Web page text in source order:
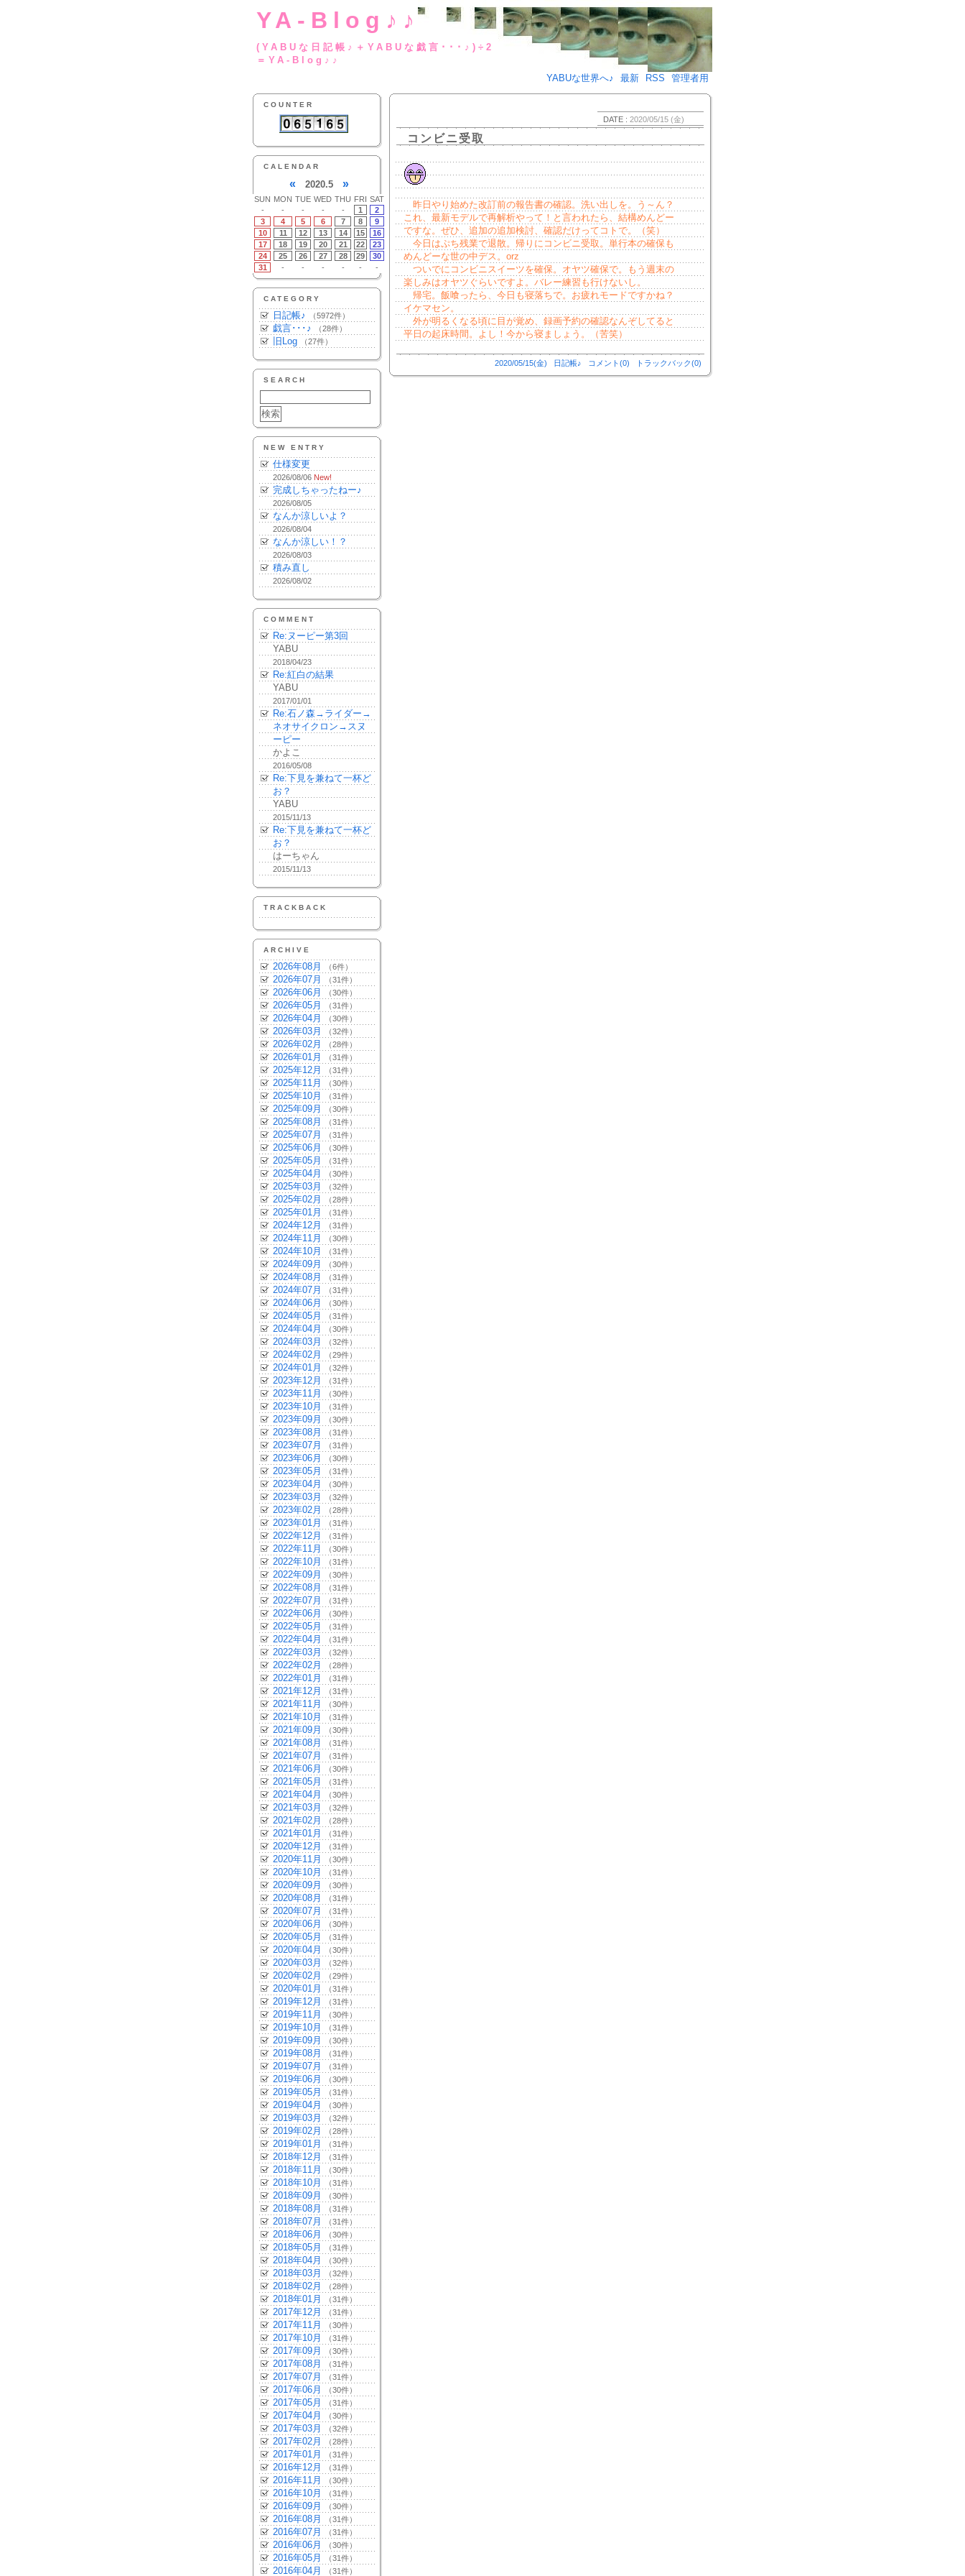
YA-Blog♪♪
(YABUな日記帳♪＋YABUな戯言･･･♪)÷2
＝YA-Blog♪♪
YABUな世界へ♪
最新 RSS 管理者用
COUNTER
CALENDAR
« 2020.5 »
SUN MON TUE WED THU FRI SAT
-
- - - - 1
2
3
4 5 6 7 8
9
10
11 12 13 14 15
16
17
18 19 20 21 22
23
24
25 26 27 28 29
30
31
- - - - - -
CATEGORY
日記帳♪ （5972件）
戯言･･･♪ （28件）
旧Log （27件）
SEARCH
NEW ENTRY
仕様変更
2026/08/06 New!
完成しちゃったねー♪
2026/08/05
なんか涼しいよ？
2026/08/04
なんか涼しい！？
2026/08/03
積み直し
2026/08/02
COMMENT
Re:ヌーピー第3回
YABU
2018/04/23
Re:紅白の結果
YABU
2017/01/01
Re:石ノ森→ライダー→
ネオサイクロン→スヌ
ーピー
かよこ
2016/05/08
Re:下見を兼ねて一杯ど
お？
YABU
2015/11/13
Re:下見を兼ねて一杯ど
お？
はーちゃん
2015/11/13
TRACKBACK
ARCHIVE
2026年08月 （6件）
2026年07月 （31件）
2026年06月 （30件）
2026年05月 （31件）
2026年04月 （30件）
2026年03月 （32件）
2026年02月 （28件）
2026年01月 （31件）
2025年12月 （31件）
2025年11月 （30件）
2025年10月 （31件）
2025年09月 （30件）
2025年08月 （31件）
2025年07月 （31件）
2025年06月 （30件）
2025年05月 （31件）
2025年04月 （30件）
2025年03月 （32件）
2025年02月 （28件）
2025年01月 （31件）
2024年12月 （31件）
2024年11月 （30件）
2024年10月 （31件）
2024年09月 （30件）
2024年08月 （31件）
2024年07月 （31件）
2024年06月 （30件）
2024年05月 （31件）
2024年04月 （30件）
2024年03月 （32件）
2024年02月 （29件）
2024年01月 （32件）
2023年12月 （31件）
2023年11月 （30件）
2023年10月 （31件）
2023年09月 （30件）
2023年08月 （31件）
2023年07月 （31件）
2023年06月 （30件）
2023年05月 （31件）
2023年04月 （30件）
2023年03月 （32件）
2023年02月 （28件）
2023年01月 （31件）
2022年12月 （31件）
2022年11月 （30件）
2022年10月 （31件）
2022年09月 （30件）
2022年08月 （31件）
2022年07月 （31件）
2022年06月 （30件）
2022年05月 （31件）
2022年04月 （31件）
2022年03月 （32件）
2022年02月 （28件）
2022年01月 （31件）
2021年12月 （31件）
2021年11月 （30件）
2021年10月 （31件）
2021年09月 （30件）
2021年08月 （31件）
2021年07月 （31件）
2021年06月 （30件）
2021年05月 （31件）
2021年04月 （30件）
2021年03月 （32件）
2021年02月 （28件）
2021年01月 （31件）
2020年12月 （31件）
2020年11月 （30件）
2020年10月 （31件）
2020年09月 （30件）
2020年08月 （31件）
2020年07月 （31件）
2020年06月 （30件）
2020年05月 （31件）
2020年04月 （30件）
2020年03月 （32件）
2020年02月 （29件）
2020年01月 （31件）
2019年12月 （31件）
2019年11月 （30件）
2019年10月 （31件）
2019年09月 （30件）
2019年08月 （31件）
2019年07月 （31件）
2019年06月 （30件）
2019年05月 （31件）
2019年04月 （30件）
2019年03月 （32件）
2019年02月 （28件）
2019年01月 （31件）
2018年12月 （31件）
2018年11月 （30件）
2018年10月 （31件）
2018年09月 （30件）
2018年08月 （31件）
2018年07月 （31件）
2018年06月 （30件）
2018年05月 （31件）
2018年04月 （30件）
2018年03月 （32件）
2018年02月 （28件）
2018年01月 （31件）
2017年12月 （31件）
2017年11月 （30件）
2017年10月 （31件）
2017年09月 （30件）
2017年08月 （31件）
2017年07月 （31件）
2017年06月 （30件）
2017年05月 （31件）
2017年04月 （30件）
2017年03月 （32件）
2017年02月 （28件）
2017年01月 （31件）
2016年12月 （31件）
2016年11月 （30件）
2016年10月 （31件）
2016年09月 （30件）
2016年08月 （31件）
2016年07月 （31件）
2016年06月 （30件）
2016年05月 （31件）
2016年04月 （31件）
DATE : 2020/05/15 (金)
コンビニ受取
昨日やり始めた改訂前の報告書の確認。洗い出しを。う～ん？
これ、最新モデルで再解析やって！と言われたら、結構めんどー
ですな。ぜひ、追加の追加検討、確認だけってコトで。（笑）
今日はぷち残業で退散。帰りにコンビニ受取。単行本の確保も
めんどーな世の中デス。orz
ついでにコンビニスイーツを確保。オヤツ確保で。もう週末の
楽しみはオヤツぐらいですよ。バレー練習も行けないし。
帰宅。飯喰ったら、今日も寝落ちで。お疲れモードですかね？
イケマセン。
外が明るくなる頃に目が覚め、録画予約の確認なんぞしてると
平日の起床時間。よし！今から寝ましょう。（苦笑）
2020/05/15(金) 日記帳♪ コメント(0) トラックバック(0)